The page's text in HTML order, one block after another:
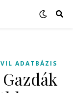
ADATBÁZIS